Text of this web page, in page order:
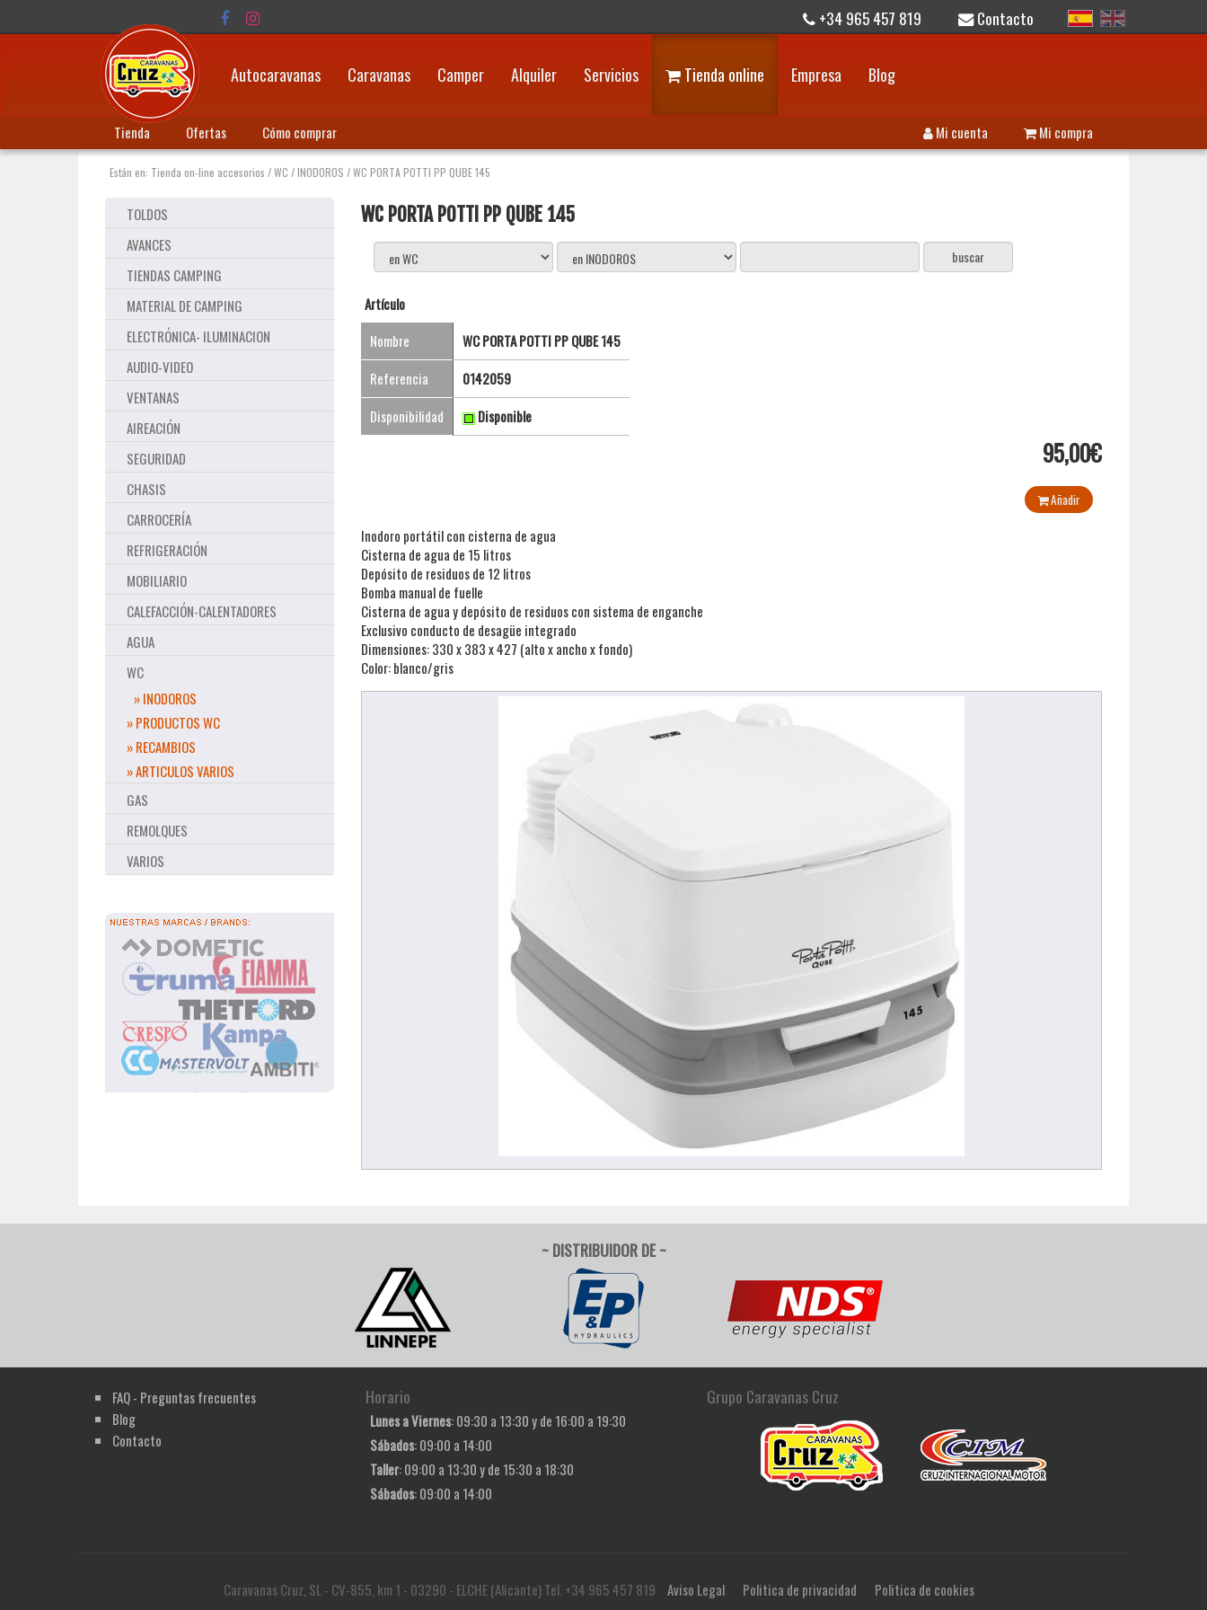
+34 965 457 819 Contacto
Autocaravanas Caravanas Camper Alquiler Servicios Tienda online Empresa Blog
Tienda Ofertas Cómo comprar Mi compra
Mi cuenta
Están en: Tienda on-line accesorios /WC /INODOROS /WC PORTA POTTI PP QUBE 145
TOLDOS
AVANCES
TIENDAS CAMPING
MATERIAL DE CAMPING
ELECTRÓNICA- ILUMINACION
AUDIO-VIDEO
VENTANAS
AIREACIÓN
SEGURIDAD
CHASIS
CARROCERÍA
REFRIGERACIÓN
MOBILIARIO
CALEFACCIÓN-CALENTADORES
AGUA
WC
» INODOROS
» PRODUCTOS WC
» RECAMBIOS
» ARTICULOS VARIOS
GAS
REMOLQUES
VARIOS
WC PORTA POTTI PP QUBE 145
Artículo
Nombre
WC PORTA POTTI PP QUBE 145
Referencia
0142059
Disponibilidad
Disponible
95,00€
Añadir
Inodoro portátil con cisterna de agua
Cisterna de agua de 15 litros
Depósito de residuos de 12 litros
Bomba manual de fuelle
Cisterna de agua y depósito de residuos con sistema de enganche
Exclusivo conducto de desagüe integrado
Dimensiones: 330 x 383 x 427 (alto x ancho x fondo)
Color: blanco/gris
~ DISTRIBUIDOR DE ~
FAQ - Preguntas frecuentes
Blog
Contacto
Horario
Lunes a Viernes: 09:30 a 13:30 y de 16:00 a 19:30
Sábados: 09:00 a 14:00
Taller: 09:00 a 13:30 y de 15:30 a 18:30
Sábados: 09:00 a 14:00
Grupo Caravanas Cruz
Caravanas Cruz, SL - CV-855, km 1 - 03290 - ELCHE (Alicante) Tel. +34 965 457 819 Aviso Legal Politica de privacidad Politica de cookies